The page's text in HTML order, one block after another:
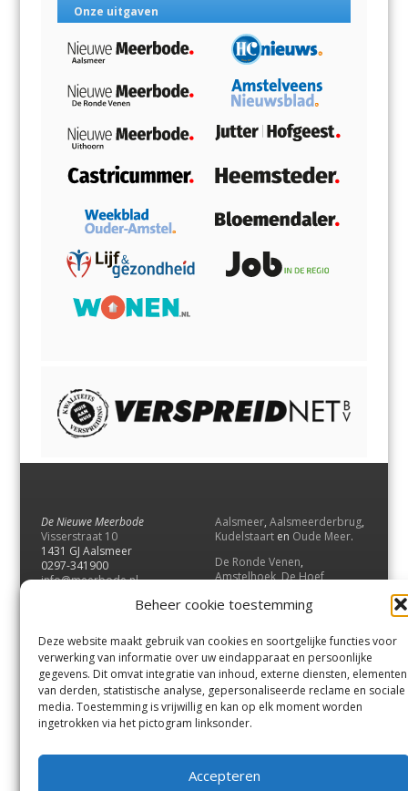
Beheer cookie toestemming
Deze website maakt gebruik van cookies en soortgelijke functies voor
verwerking van informatie over uw eindapparaat en persoonlijke
gegevens. Dit omvat integratie van inhoud, externe diensten, elementen
van derden, statistische analyse, gepersonaliseerde reclame en sociale
media. Toestemming is vrijwillig en kan op elk moment worden
ingetrokken via het pictogram linksonder.
Accepteren
Onze uitgaven
De Nieuwe Meerbode
Visserstraat 10
1431 GJ Aalsmeer
0297-341900
info@meerbode.nl
Aalsmeer, Aalsmeerderbrug,
Kudelstaart en Oude Meer.
De Ronde Venen,
Amstelhoek,De Hoef,
Vrouwenakker,Waverveen
UithoornenDe Kwakel.
Contact
Andere uitgaven
Bezorgklacht
Vacatures
Voorwaarden
Privacyverklaring